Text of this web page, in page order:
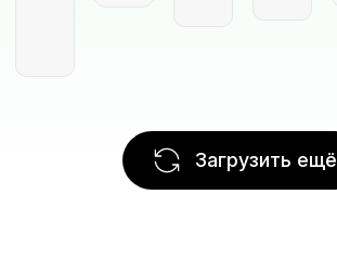
Загрузить ещё